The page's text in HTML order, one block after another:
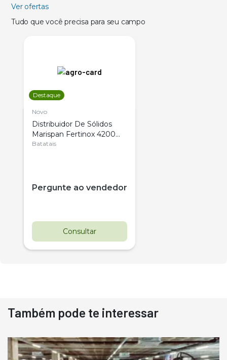
Ver ofertas
Tudo que você precisa para seu campo
Destaque
Novo
Distribuidor De Sólidos
Marispan Fertinox 4200
Citrus
Batatais
Pergunte ao vendedor
Consultar
Destaque
Usado
Pá Carregadeira Cat 966
Também pode te interessar